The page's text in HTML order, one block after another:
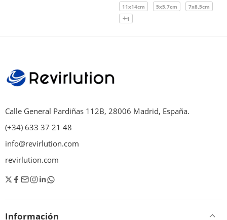
11x14cm 5x5,7cm
7x8,5cm
1
Calle General Pardiñas 112B, 28006 Madrid, España.
(+34) 633 37 21 48
info@revirlution.com
revirlution.com
Información